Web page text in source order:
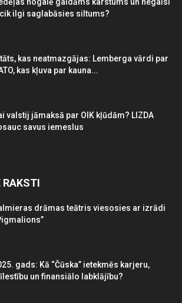
ilgi saglabāsies siltums?
kas neatmazgājas: Lemberga vārdi par
kas kļuva par kauna...
valstij jāmaksā par OIK kļūdām? LIZDA
savus iemeslus
RAKSTI
drāmas teātris viesosies ar izrādi
gads: Kā “Čūska” ietekmēs karjeru,
un finansiālo labklājību?